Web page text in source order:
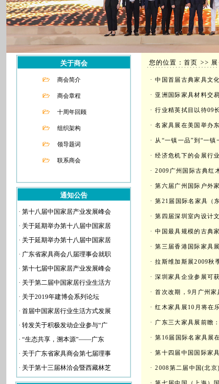
关于商会
商会简介
商会章程
十周年回顾
组织架构
领导题词
联系商会
通知公告
· 第十八届中国家居产业发展峰会
· 关于延期举办第十八届中国家居
· 关于延期举办第十八届中国家居
· 广东省家具商会八届理事会就职
· 第十七届中国家居产业发展峰会
· 关于第二届中国家居行业生活方
· 关于2019年建博会系列论坛
· 首届中国家居行业生活方式发展
· 转发关于积极发动企业参与“广
· “生态共享，溯本源”——广东
· 关于广东省家具商会第七届理事
· 关于第十三届林洽会暨西藏林芝
您的位置：首页 >>
·中国首届古典家具文
· 亚洲国际家具材料交
·行业精英拭目以待09
·名家具展在美国举办
· 从“一镇一品”到“一
·经济危机下的会展行
·2009广州国际古典红
·第六届广州国际户外
·第21届国际名家具（
·第四届深圳室内设计
·中国最具规模的古典
·第三届香港国际家具
·拉斯维加斯展2009秋
·深圳家具企业参展可
·首次改期，9月广州
·红木家具展10月将在
· 广东三大家具展前瞻
·第16届国际名家具展
·第十四届中国国际家
·2008第二届中国(北